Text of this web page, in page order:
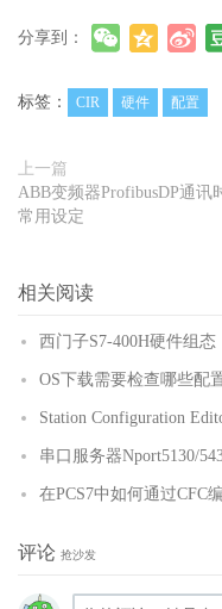
分享到：
标签： CIR 硬件 配置
上一篇
ABB变频器ProfibusDP通讯
常用设定
相关阅读
西门子S7-400H硬件组态
OS下载需要检查哪些配
Station Configuration
串口服务器Nport5130/
在PCS7中如何通过CFC
评论 抢沙发